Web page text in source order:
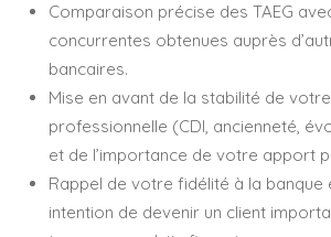
Comparaison précise des TAEG
concurrentes obtenues auprès
bancaires.
Mise en avant de la stabilité de
professionnelle (CDI, ancienneté,
et de l’importance de votre apport
Rappel de votre fidélité à la banque
intention de devenir un client